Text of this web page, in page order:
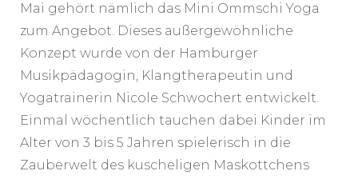
Mai gehört nämlich das Mini Ommschi Yoga
zum Angebot. Dieses außergewöhnliche
Konzept wurde von der Hamburger
Musikpädagogin, Klangtherapeutin und
Yogatrainerin Nicole Schwochert entwickelt.
Einmal wöchentlich tauchen dabei Kinder im
Alter von 3 bis 5 Jahren spielerisch in die
Zauberwelt des kuscheligen Maskottchens